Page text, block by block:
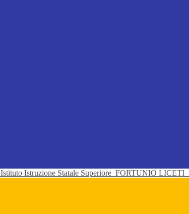
Istituto Istruzione Statale Superiore FORTUNIO LICETI